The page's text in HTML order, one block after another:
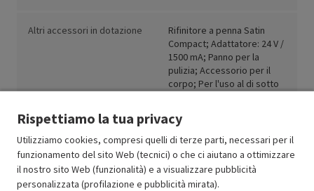
Altri accessori in dotazione
Rifinitore a penna Satin
Compact; Adattatore: 24 V /
1500 mA; Panno per la
pulizia; Accessorio per il
corpo; Per l'uso al di sotto
Resi e garanzie
Rispettiamo la tua privacy
Utilizziamo cookies, compresi quelli di terze parti, necessari per il
funzionamento del sito Web (tecnici) o che ci aiutano a ottimizzare
il nostro sito Web (funzionalità) e a visualizzare pubblicità
personalizzata (profilazione e pubblicità mirata).